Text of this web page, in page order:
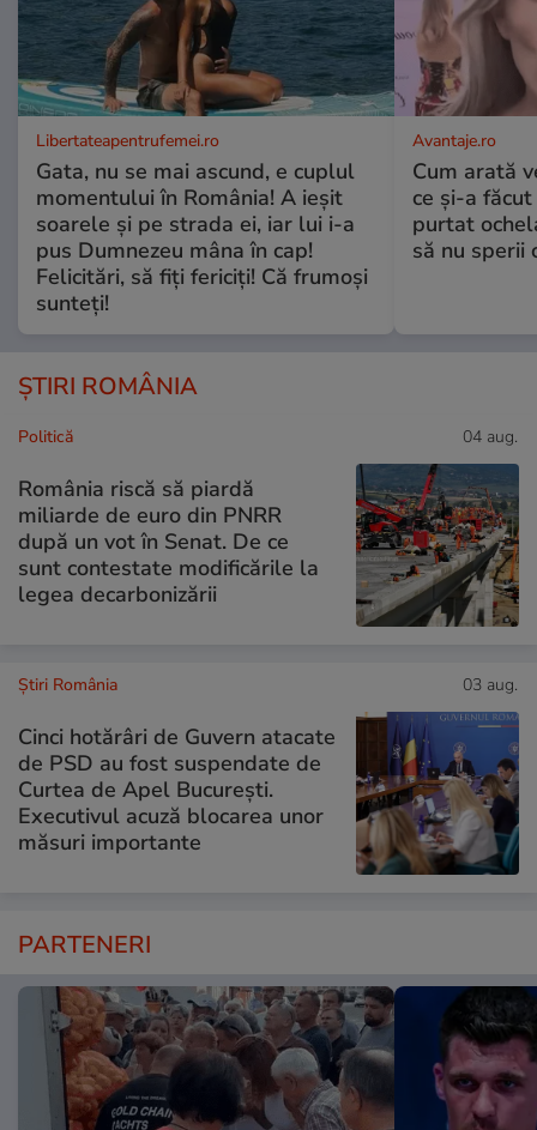
Libertateapentrufemei.ro
Gata, nu se mai ascund, e cuplul
momentului în România! A ieșit
soarele și pe strada ei, iar lui i-a
pus Dumnezeu mâna în cap!
Felicitări, să fiți fericiți! Că frumoși
sunteți!
Avantaje.ro
Cum arată
ce și-a
purtat
să nu sperii
ȘTIRI ROMÂNIA
Politică 04 aug.
România riscă să piardă
miliarde de euro din PNRR
după un vot în Senat. De ce
sunt contestate modificările la
legea decarbonizării
Știri România 03 aug.
Cinci hotărâri de Guvern atacate
de PSD au fost suspendate de
Curtea de Apel București.
Executivul acuză blocarea unor
măsuri importante
PARTENERI